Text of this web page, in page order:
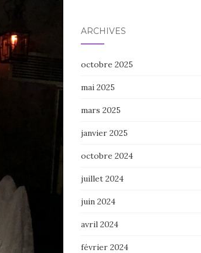
ARCHIVES
octobre 2025
mai 2025
mars 2025
janvier 2025
octobre 2024
juillet 2024
juin 2024
avril 2024
février 2024